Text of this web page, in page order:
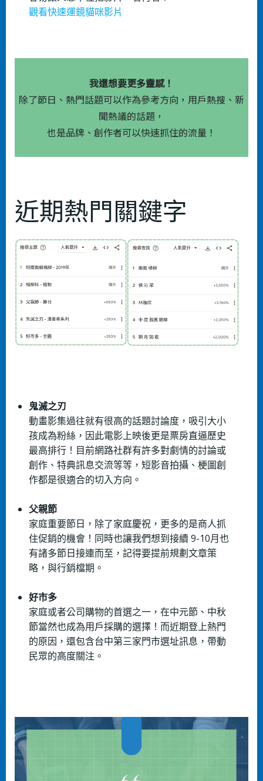
觀看快速運鏡貓咪影片
我還想要更多靈感！
除了節日、熱門話題可以作為參考方向，用戶熱搜、新
聞熱議的話題，
也是品牌、創作者可以快速抓住的流量！
近期熱門關鍵字
鬼滅之刃
動畫影集過往就有很高的話題討論度，吸引大小
孩成為粉絲，因此電影上映後更是票房直逼歷史
最高排行！目前網路社群有許多對劇情的討論或
創作、特典訊息交流等等，短影音拍攝、梗圖創
作都是很適合的切入方向。
父親節
家庭重要節日，除了家庭慶祝，更多的是商人抓
住促銷的機會！同時也讓我們想到接續 9-10月也
有諸多節日接連而至，記得要提前規劃文章策
略，與行銷檔期。
好市多
家庭或者公司購物的首選之一，在中元節、中秋
節當然也成為用戶採購的選擇！而近期登上熱門
的原因，還包含台中第三家門市選址訊息，帶動
民眾的高度關注。